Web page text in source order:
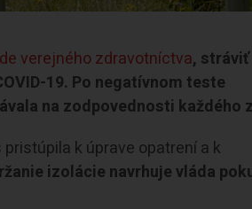
verejného zdravotníctva, stráviť
19. Po negatívnom teste
na zodpovednosti každého
k úprave opatrení a k
izolácie navrhuje vláda